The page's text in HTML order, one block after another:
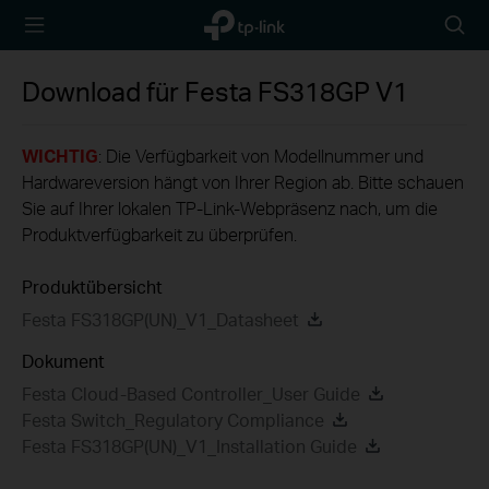
TP-Link,
Reliably
icon
Download für Festa FS318GP V1
WICHTIG: Die Verfügbarkeit von Modellnummer und
Hardwareversion hängt von Ihrer Region ab. Bitte schauen
Sie auf Ihrer lokalen TP-Link-Webpräsenz nach, um die
Produktverfügbarkeit zu überprüfen.
Produktübersicht
Festa FS318GP(UN)_V1_Datasheet
Dokument
Festa Cloud-Based Controller_User Guide
Festa Switch_Regulatory Compliance
Festa FS318GP(UN)_V1_Installation Guide